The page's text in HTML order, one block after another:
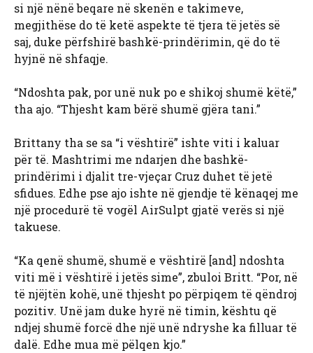
si një nënë beqare në skenën e takimeve,
megjithëse do të ketë aspekte të tjera të jetës së
saj, duke përfshirë bashkë-prindërimin, që do të
hyjnë në shfaqje.
“Ndoshta pak, por unë nuk po e shikoj shumë këtë,”
tha ajo. “Thjesht kam bërë shumë gjëra tani.”
Brittany tha se sa “i vështirë” ishte viti i kaluar
për të. Mashtrimi me ndarjen dhe bashkë-
prindërimi i djalit tre-vjeçar Cruz duhet të jetë
sfidues. Edhe pse ajo ishte në gjendje të kënaqej me
një procedurë të vogël AirSulpt gjatë verës si një
takuese.
“Ka qenë shumë, shumë e vështirë [and] ndoshta
viti më i vështirë i jetës sime”, zbuloi Britt. “Por, në
të njëjtën kohë, unë thjesht po përpiqem të qëndroj
pozitiv. Unë jam duke hyrë në timin, kështu që
ndjej shumë forcë dhe një unë ndryshe ka filluar të
dalë. Edhe mua më pëlqen kjo.”